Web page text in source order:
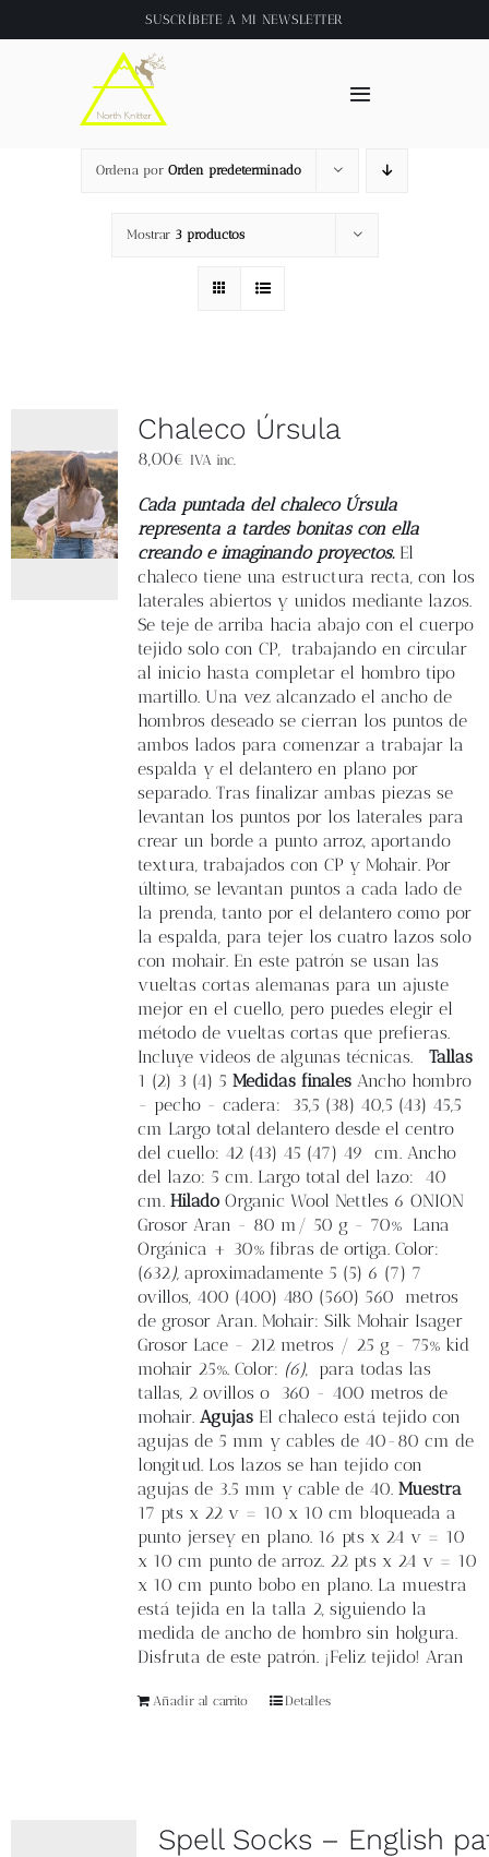
al
SUSCRÍBETE A MI NEWSLETTER
Toggle
Inicio
About
Tienda
Videos
Blog
Contacto
Newsletter
Carrito
Mi cuenta
Ordena por Orden predeterminado
Mostrar 3 productos
Chaleco Úrsula
8,00€ IVA inc.
Cada puntada del chaleco Úrsula
representa a tardes bonitas con ella
creando e imaginando proyectos.El
chaleco tiene una estructura recta, con los
laterales abiertos y unidos mediante lazos.
Se teje de arriba hacia abajo con el cuerpo
tejido solo con CP,
trabajando en circular
al inicio hasta completar el hombro tipo
martillo. Una vez alcanzado el ancho de
hombros deseado se cierran los puntos de
ambos lados para comenzar a trabajar la
espalda y el delantero en plano por
separado. Tras finalizar ambas piezas se
levantan los puntos por los laterales para
crear un borde a punto arroz, aportando
textura, trabajados con CP y Mohair. Por
último, se levantan puntos a cada lado de
la prenda, tanto por el delantero como por
la espalda, para tejer los cuatro lazos solo
con mohair. En este patrón se usan las
vueltas cortas alemanas para un ajuste
mejor en el cuello, pero puedes elegir el
método de vueltas cortas que prefieras.
Incluye videos de algunas técnicas. Tallas
1 (2) 3 (4) 5 Medidas finalesAncho hombro
- pecho - cadera:
35,5 (38) 40,5 (43) 45,5
cm Largo total delantero desde el centro
del cuello: 42 (43) 45 (47) 49 cm. Ancho
del lazo: 5 cm. Largo total del lazo:
40
cm. HiladoOrganic Wool Nettles 6 ONION
Grosor Aran - 80 m/ 50 g - 70% Lana
Orgánica + 30% fibras de ortiga. Color:
(632), aproximadamente 5 (5) 6 (7) 7
ovillos, 400 (400) 480 (560) 560 metros
de grosor Aran. Mohair: Silk Mohair Isager
Grosor Lace - 212 metros / 25 g - 75% kid
mohair 25%. Color: (6),
para todas las
tallas, 2 ovillos o
360 - 400 metros de
mohair. AgujasEl chaleco está tejido con
agujas de 5 mm y cables de 40-80 cm de
longitud. Los lazos se han tejido con
agujas de 3.5 mm y cable de 40. Muestra
17 pts x 22 v = 10 x 10 cm bloqueada a
punto jersey en plano. 16 pts x 24 v = 10
x 10 cm punto de arroz. 22 pts x 24 v = 10
x 10 cm punto bobo en plano. La muestra
está tejida en la talla 2, siguiendo la
medida de ancho de hombro sin holgura.
Disfruta de este patrón. ¡Feliz tejido! Aran
Añadir al carrito Detalles
Spell Socks – English